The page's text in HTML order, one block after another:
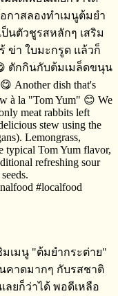
มเมนู​ "ต้มยำกระต่าย​"
นคาดมากๆ​ กับรสชาติ
ลยก็ว่าได้​ พอดีเหลือ